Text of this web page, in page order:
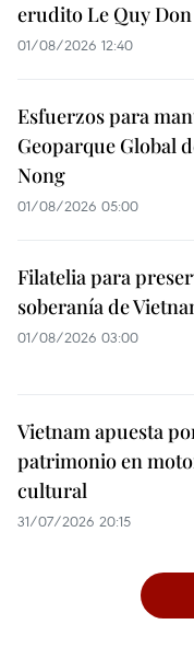
erudito Le Quy Don
01/08/2026 12:40
Esfuerzos para
Geoparque Global
Nong
01/08/2026 05:00
Filatelia para
soberanía de
01/08/2026 03:00
Vietnam apuesta
patrimonio en
cultural
31/07/2026 20:15